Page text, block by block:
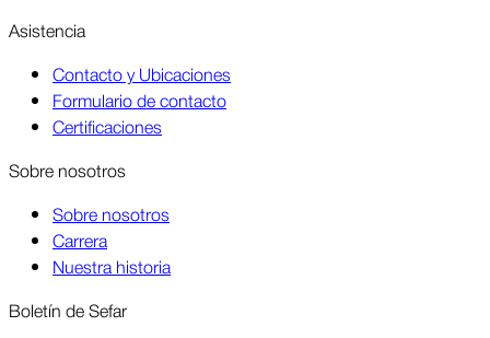
Asis­tencia
Contacto y Ubicaciones
Formulario de contacto
Certificaciones
Sobre nosotros
Sobre nosotros
Carrera
Nuestra historia
Boletín de Sefar